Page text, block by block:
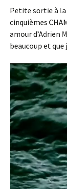
Petite sortie à
cinquièmes
amour d’Adrien
beaucoup et que